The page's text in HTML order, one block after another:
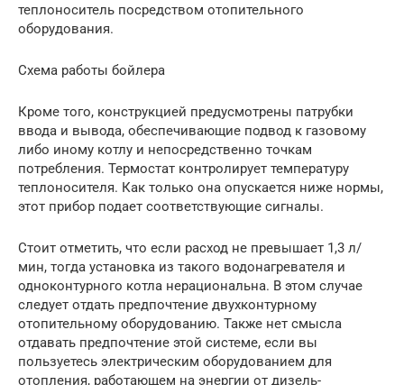
теплоноситель посредством отопительного
оборудования.
Схема работы бойлера
Кроме того, конструкцией предусмотрены патрубки
ввода и вывода, обеспечивающие подвод к газовому
либо иному котлу и непосредственно точкам
потребления. Термостат контролирует температуру
теплоносителя. Как только она опускается ниже нормы,
этот прибор подает соответствующие сигналы.
Стоит отметить, что если расход не превышает 1,3 л/
мин, тогда установка из такого водонагревателя и
одноконтурного котла нерациональна. В этом случае
следует отдать предпочтение двухконтурному
отопительному оборудованию. Также нет смысла
отдавать предпочтение этой системе, если вы
пользуетесь электрическим оборудованием для
отопления, работающем на энергии от дизель-